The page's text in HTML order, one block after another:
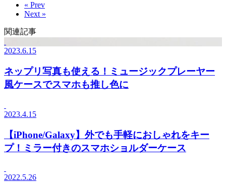
« Prev
Next »
関連記事
2023.6.15
ネップリ写真も使える！ミュージックプレーヤー
風ケースでスマホも推し色に
2023.4.15
【iPhone/Galaxy】外でも手軽におしゃれをキー
プ！ミラー付きのスマホショルダーケース
2022.5.26